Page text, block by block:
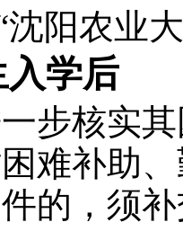
沈阳农业
学后
步核实
难补助
的，须